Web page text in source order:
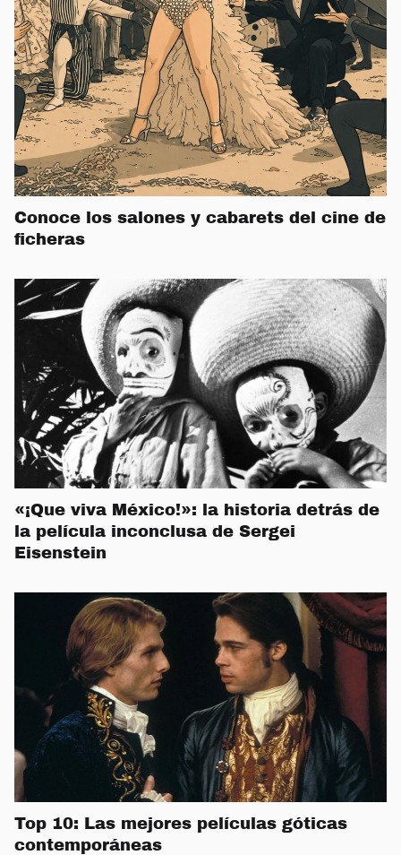
Conoce los salones y cabarets del cine de
ficheras
«¡Que viva México!»: la historia detrás de
la película inconclusa de Sergei
Eisenstein
Top 10: Las mejores películas góticas
contemporáneas